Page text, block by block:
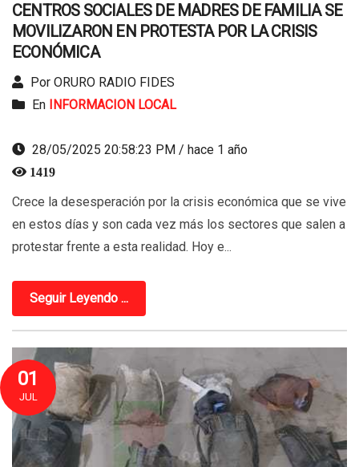
CENTROS SOCIALES DE MADRES DE FAMILIA SE
MOVILIZARON EN PROTESTA POR LA CRISIS
ECONÓMICA
Por ORURO RADIO FIDES
En INFORMACION LOCAL
28/05/2025 20:58:23 PM / hace 1 año
1419
Crece la desesperación por la crisis económica que se vive
en estos días y son cada vez más los sectores que salen a
protestar frente a esta realidad. Hoy e...
Seguir Leyendo ...
01
JUL